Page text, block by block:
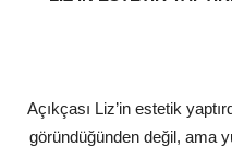
Açıkçası Liz’in estetik
göründüğünden değil, ama